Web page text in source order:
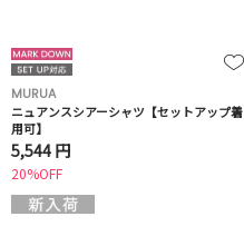
MURUA
ニュアンスシアーシャツ【セットアップ着
用可】
5,544 円
20%OFF